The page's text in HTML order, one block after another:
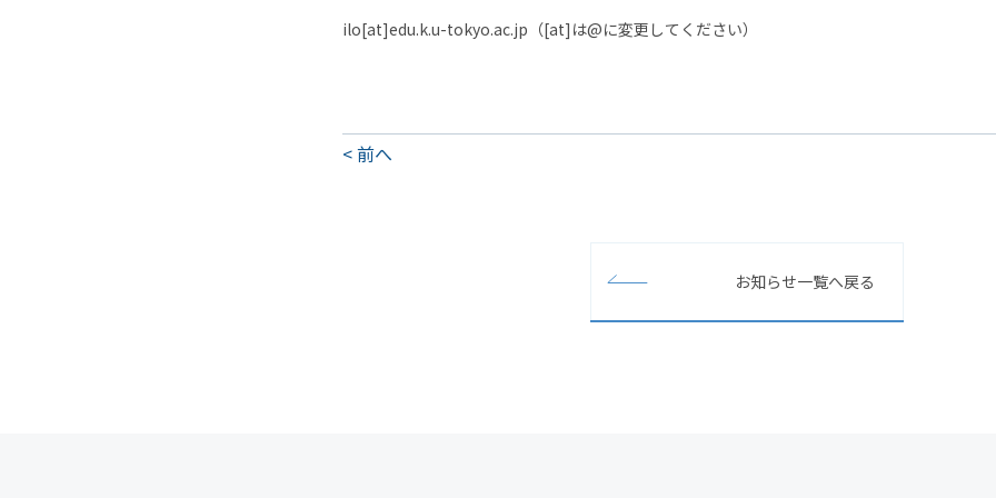
ilo[at]edu.k.u-tokyo.ac.jp（[at]は@に変更してください）
前へ
お知らせ一覧へ戻る